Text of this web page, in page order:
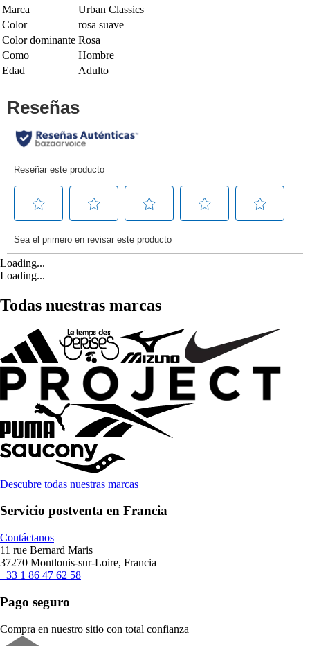
Marca
Urban Classics
Color
rosa suave
Color dominante Rosa
Como
Hombre
Edad
Adulto
Loading...
Loading...
Todas nuestras marcas
Descubre todas nuestras marcas
Servicio postventa en Francia
Contáctanos
11 rue Bernard Maris
37270 Montlouis-sur-Loire, Francia
+33 1 86 47 62 58
Pago seguro
Compra en nuestro sitio con total confianza